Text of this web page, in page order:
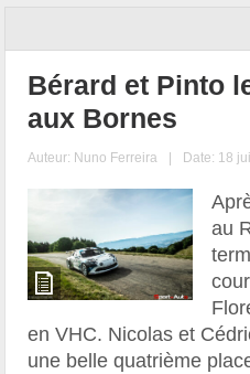
Bérard et Pinto
aux Bornes
Auteur: Nuno Ferreira | Date: 18
au
en VHC. Nicolas et
une belle quatrième